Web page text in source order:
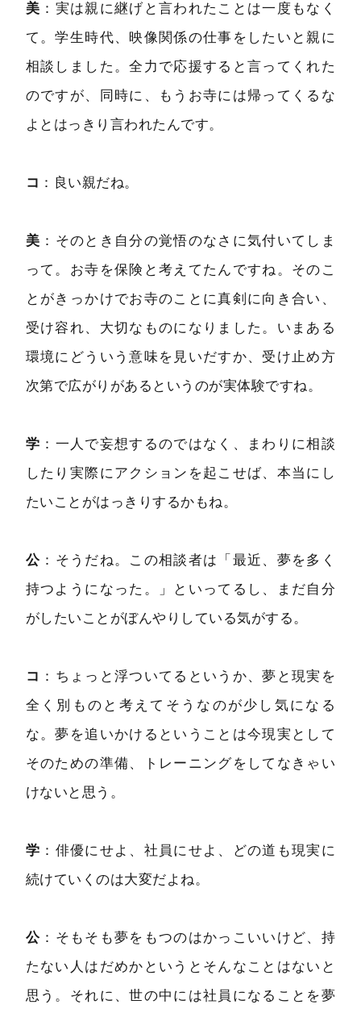
美 ：実は親に継げと言われたことは一度もなく
て。学生時代、映像関係の仕事をしたいと親に
相談しました。全力で応援すると言ってくれた
のですが、同時に、もうお寺には帰ってくるな
よとはっきり言われたんです。
コ ：良い親だね。
美 ：そのとき自分の覚悟のなさに気付いてしま
って。お寺を保険と考えてたんですね。そのこ
とがきっかけでお寺のことに真剣に向き合い、
受け容れ、大切なものになりました。いまある
環境にどういう意味を見いだすか、受け止め方
次第で広がりがあるというのが実体験ですね。
学 ：一人で妄想するのではなく、まわりに相談
したり実際にアクションを起こせば、本当にし
たいことがはっきりするかもね。
公 ：そうだね。この相談者は「最近、夢を多く
持つようになった。」といってるし、まだ自分
がしたいことがぼんやりしている気がする。
コ ：ちょっと浮ついてるというか、夢と現実を
全く別ものと考えてそうなのが少し気になる
な。夢を追いかけるということは今現実として
そのための準備、トレーニングをしてなきゃい
けないと思う。
学 ：俳優にせよ、社員にせよ、どの道も現実に
続けていくのは大変だよね。
公 ：そもそも夢をもつのはかっこいいけど、持
たない人はだめかというとそんなことはないと
思う。それに、世の中には社員になることを夢